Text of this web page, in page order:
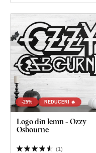
-25% REDUCERI 🔥
Logo din lemn - Ozzy
Osbourne
(1)